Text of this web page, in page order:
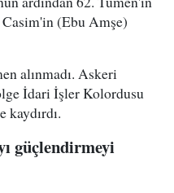
(Ebu Amşe)
alınmadı. Askeri
İdari İşler Kolordusu
kaydırdı.
güçlendirmeyi